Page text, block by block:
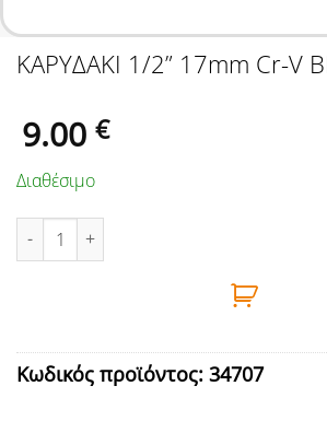
ΚΑΡΥΔΑΚΙ 1/2” 17mm Cr-V
9.00 €
Διαθέσιμο
ΚΑΡΥΔΑΚΙ 1/2'' 17mm Cr-V BENMAN
Κωδικός προϊόντος: 34707